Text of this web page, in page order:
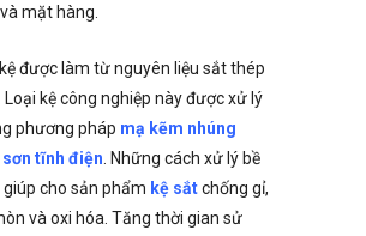
mặt hàng.
được làm từ nguyên liệu sắt thép
kệ công nghiệp này được xử lý
phương pháp mạ kẽm nhúng
sơn tĩnh điện . Những cách xử lý bề
cho sản phẩm kệ sắtchống gỉ,
và oxi hóa. Tăng thời gian sử